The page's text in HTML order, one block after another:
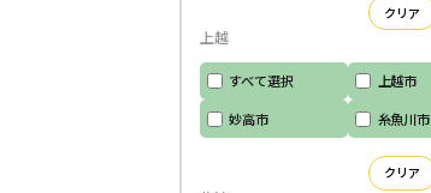
クリア
上越
すべて選択
上越市
妙高市
糸魚川市
クリア